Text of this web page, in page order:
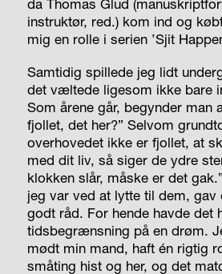
instruktør, red.) kom ind og
mig en rolle i serien ’Sjit
Samtidig spillede jeg lidt
det væltede ligesom ikke bare
Som årene går, begynder man
fjollet, det her?” Selvom
overhovedet ikke er fjollet, at
med dit liv, så siger de ydre
klokken slår, måske er det
jeg var ved at lytte til dem, gav
godt råd. For hende havde det
tidsbegrænsning på en drøm.
mødt min mand, haft én rigtig
småting hist og her, og det